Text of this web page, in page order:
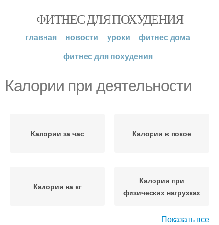
ФИТНЕС ДЛЯ ПОХУДЕНИЯ
главная новости уроки
фитнес дома
фитнес для похудения
Калории при деятельности
Калории за час Калории в покое
Калории на кг
Калории при
физических нагрузках
Показать все